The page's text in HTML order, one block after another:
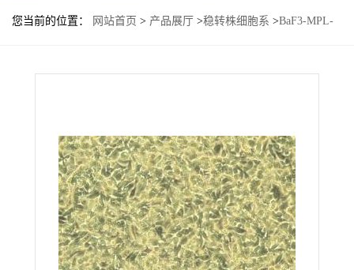
您当前的位置： 网站首页 > 产品展厅 >稳转株细胞系 >BaF3-MPL-